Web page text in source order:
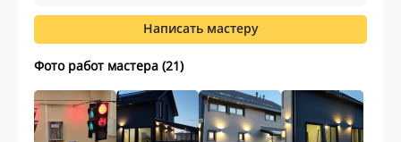
Написать мастеру
Фото работ мастера (21)